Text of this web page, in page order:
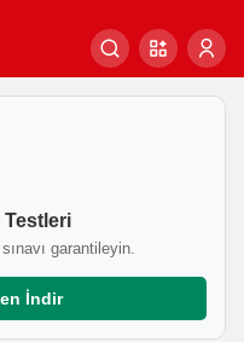
Testleri
garantileyin.
İndir
0 Paylaş